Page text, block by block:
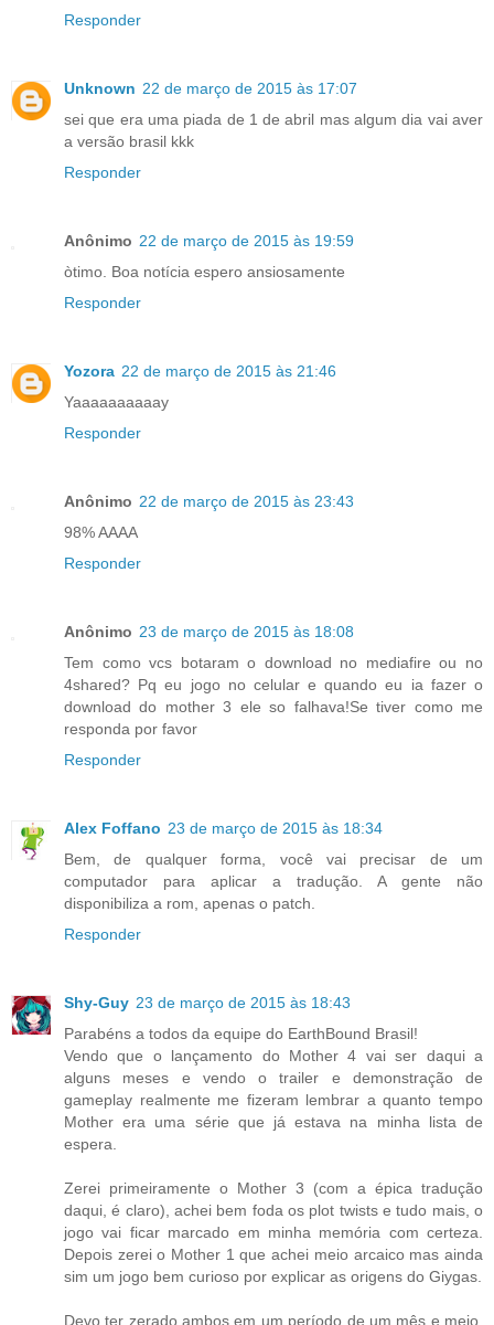
Responder
Unknown 22 de março de 2015 às 17:07
sei que era uma piada de 1 de abril mas algum dia vai aver
a versão brasil kkk
Responder
Anônimo 22 de março de 2015 às 19:59
òtimo. Boa notícia espero ansiosamente
Responder
Yozora 22 de março de 2015 às 21:46
Yaaaaaaaaaay
Responder
Anônimo 22 de março de 2015 às 23:43
98% AAAA
Responder
Anônimo 23 de março de 2015 às 18:08
Tem como vcs botaram o download no mediafire ou no
4shared? Pq eu jogo no celular e quando eu ia fazer o
download do mother 3 ele so falhava!Se tiver como me
responda por favor
Responder
Alex Foffano 23 de março de 2015 às 18:34
Bem, de qualquer forma, você vai precisar de um
computador para aplicar a tradução. A gente não
disponibiliza a rom, apenas o patch.
Responder
Shy-Guy 23 de março de 2015 às 18:43
Parabéns a todos da equipe do EarthBound Brasil!
Vendo que o lançamento do Mother 4 vai ser daqui a
alguns meses e vendo o trailer e demonstração de
gameplay realmente me fizeram lembrar a quanto tempo
Mother era uma série que já estava na minha lista de
espera.
Zerei primeiramente o Mother 3 (com a épica tradução
daqui, é claro), achei bem foda os plot twists e tudo mais, o
jogo vai ficar marcado em minha memória com certeza.
Depois zerei o Mother 1 que achei meio arcaico mas ainda
sim um jogo bem curioso por explicar as origens do Giygas.
Devo ter zerado ambos em um período de um mês e meio,